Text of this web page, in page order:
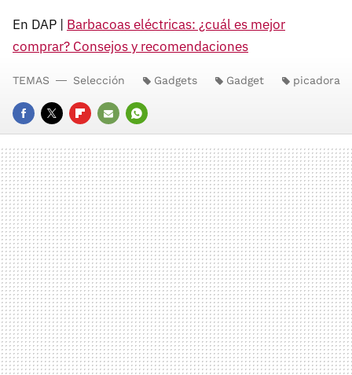
En DAP | Barbacoas eléctricas: ¿cuál es mejor
comprar? Consejos y recomendaciones
FACEBOOK
TWITTERFLIPBOARD
E-
MAIL
WHATSAPP
TEMAS Selección Gadgets Gadget picadora